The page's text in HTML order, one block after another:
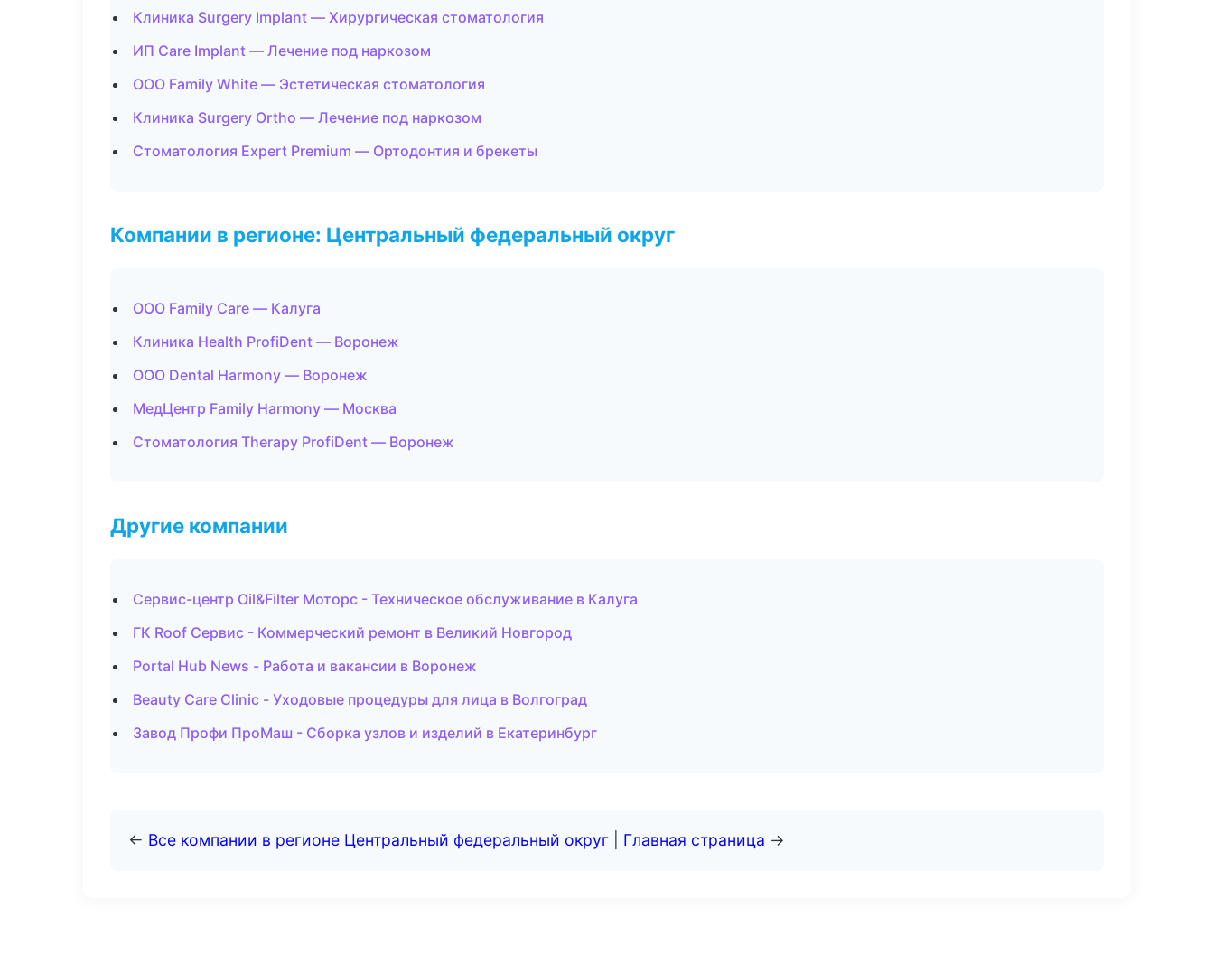
Клиника Surgery Implant — Хирургическая стоматология
ИП Care Implant — Лечение под наркозом
ООО Family White — Эстетическая стоматология
Клиника Surgery Ortho — Лечение под наркозом
Стоматология Expert Premium — Ортодонтия и брекеты
Компании в регионе: Центральный федеральный округ
ООО Family Care — Калуга
Клиника Health ProfiDent — Воронеж
ООО Dental Harmony — Воронеж
МедЦентр Family Harmony — Москва
Стоматология Therapy ProfiDent — Воронеж
Другие компании
Сервис-центр Oil&Filter Моторс - Техническое обслуживание в Калуга
ГК Roof Сервис - Коммерческий ремонт в Великий Новгород
Portal Hub News - Работа и вакансии в Воронеж
Beauty Care Clinic - Уходовые процедуры для лица в Волгоград
Завод Профи ПроМаш - Сборка узлов и изделий в Екатеринбург
← Все компании в регионе Центральный федеральный округ Главная страница →